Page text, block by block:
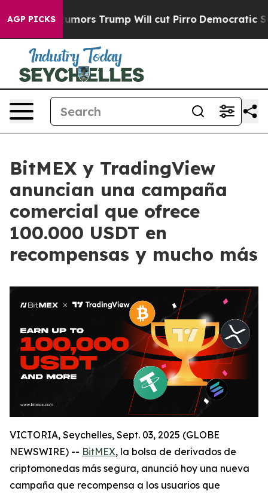
AGP PICKS
Amid Rumors Trump Will cut Pirro Democratic
BitMEX y TradingView
anuncian una campaña
comercial que ofrece
100.000 USDT en
recompensas y mucho más
VICTORIA, Seychelles, Sept. 03, 2025 (GLOBE
NEWSWIRE) -- BitMEX, la bolsa de derivados de
criptomonedas más segura, anunció hoy una nueva
campaña que recompensa a los usuarios que